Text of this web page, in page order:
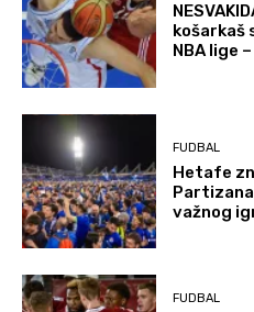
košarkaš
NBA lige
FUDBAL
Hetafe
važnog
FUDBAL